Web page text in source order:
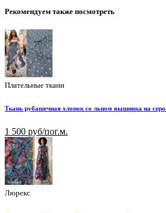
Рекомендуем также посмотреть
Плательные ткани
Ткань рубашечная хлопок со льном вышивка на
1 500 руб/пог.м.
Люрекс